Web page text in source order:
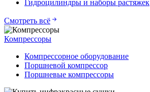
Гидроцилиндры и наборы растяжек
Смотреть всё
Компрессоры
Компрессорное оборудование
Поршневой компрессор
Поршневые компрессоры